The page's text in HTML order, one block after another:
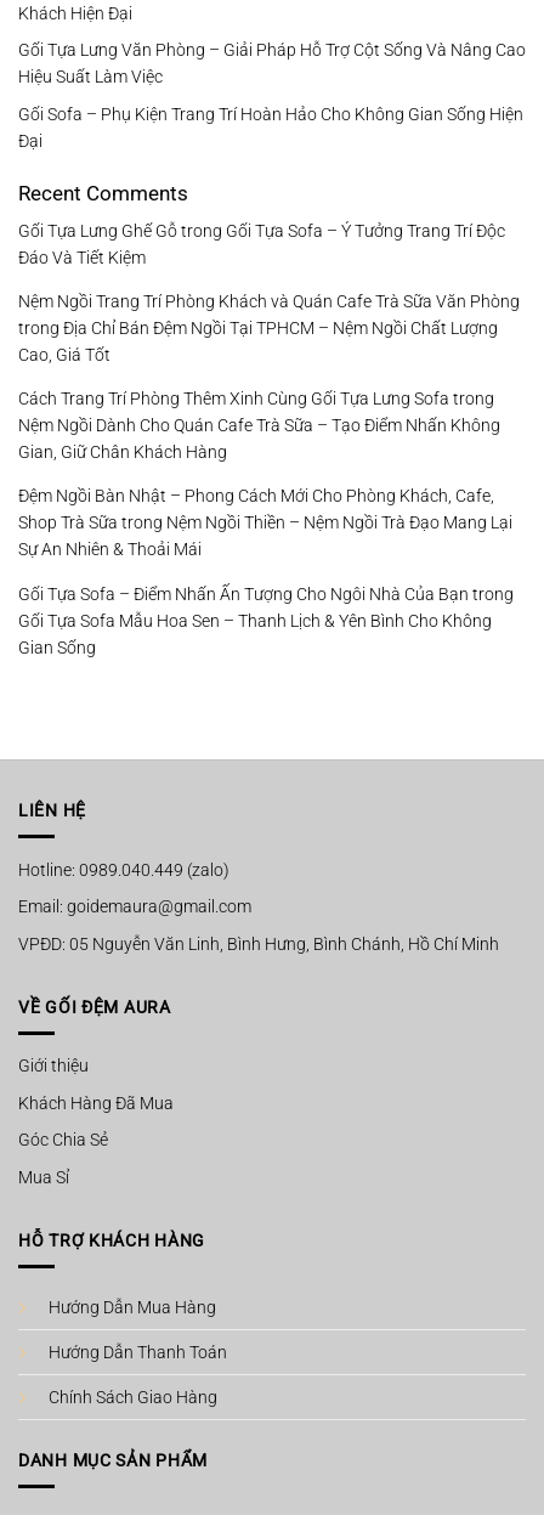
Khách Hiện Đại
Gối Tựa Lưng Văn Phòng – Giải Pháp Hỗ Trợ Cột Sống Và Nâng Cao
Hiệu Suất Làm Việc
Gối Sofa – Phụ Kiện Trang Trí Hoàn Hảo Cho Không Gian Sống Hiện
Đại
Recent Comments
Gối Tựa Lưng Ghế Gỗtrong Gối Tựa Sofa – Ý Tưởng Trang Trí Độc
Đáo Và Tiết Kiệm
Nệm Ngồi Trang Trí Phòng Khách và Quán Cafe Trà Sữa Văn Phòng
trong Địa Chỉ Bán Đệm Ngồi Tại TPHCM – Nệm Ngồi Chất Lượng
Cao, Giá Tốt
Cách Trang Trí Phòng Thêm Xinh Cùng Gối Tựa Lưng Sofa trong
Nệm Ngồi Dành Cho Quán Cafe Trà Sữa – Tạo Điểm Nhấn Không
Gian, Giữ Chân Khách Hàng
Đệm Ngồi Bàn Nhật – Phong Cách Mới Cho Phòng Khách, Cafe,
Shop Trà Sữa trong Nệm Ngồi Thiền – Nệm Ngồi Trà Đạo Mang Lại
Sự An Nhiên & Thoải Mái
Gối Tựa Sofa – Điểm Nhấn Ấn Tượng Cho Ngôi Nhà Của Bạn trong
Gối Tựa Sofa Mẫu Hoa Sen – Thanh Lịch & Yên Bình Cho Không
Gian Sống
LIÊN HỆ
Hotline: 0989.040.449 (zalo)
Email: goidemaura@gmail.com
VPĐD: 05 Nguyễn Văn Linh, Bình Hưng, Bình Chánh, Hồ Chí Minh
VỀ GỐI ĐỆM AURA
Giới thiệu
Khách Hàng Đã Mua
Góc Chia Sẻ
Mua Sỉ
HỖ TRỢ KHÁCH HÀNG
Hướng Dẫn Mua Hàng
Hướng Dẫn Thanh Toán
Chính Sách Giao Hàng
DANH MỤC SẢN PHẨM